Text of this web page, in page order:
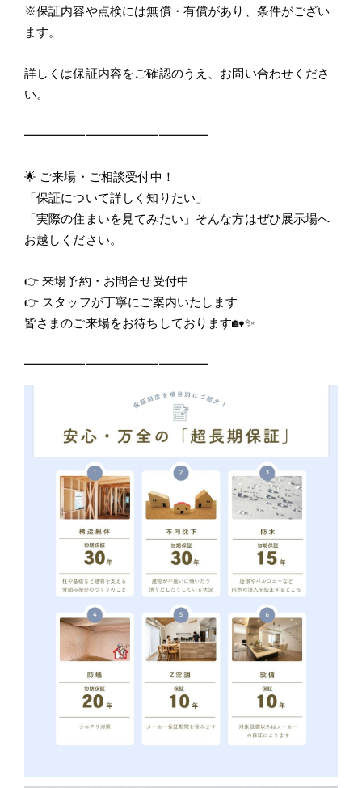
※保証内容や点検には無償・有償があり、条件がござい
ます。
詳しくは保証内容をご確認のうえ、お問い合わせくださ
い。
━━━━━━━━━━━━━━━
🌟 ご来場・ご相談受付中！
「保証について詳しく知りたい」
「実際の住まいを見てみたい」そんな方はぜひ展示場へ
お越しください。
👉 来場予約・お問合せ受付中
👉 スタッフが丁寧にご案内いたします
皆さまのご来場をお待ちしております🏡✨
━━━━━━━━━━━━━━━